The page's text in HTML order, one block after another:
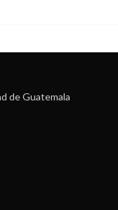
de Guatemala